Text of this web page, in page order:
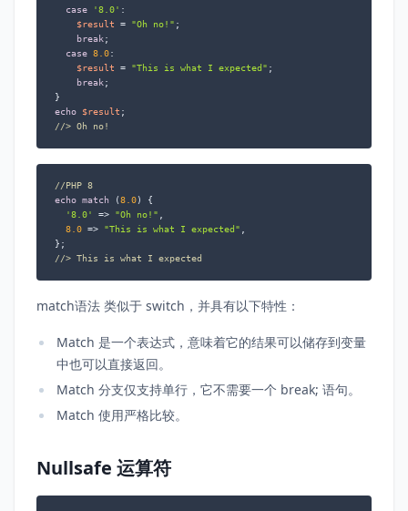
case
'8.0' :
$result = "Oh no!" ;
break ;
case 8.0:
$result = "This is what I expected" ;
break ;
echo
$result
//> Oh no!
//PHP 8
echo match (8.0) {
'8.0'
=> "Oh no!"
8.0 => "This is what I expected"
//> This is what I expected
match语法 类似于 switch，并具有以下特性：
Match 是一个表达式，意味着它的结果可以储存到变量
中也可以直接返回。
Match 分支仅支持单行，它不需要一个 break; 语句。
Match 使用严格比较。
Nullsafe 运算符